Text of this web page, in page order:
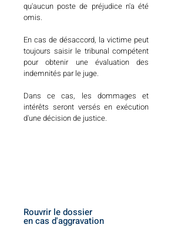
qu'aucun poste de préjudice n'a été
omis.
En cas de désaccord, la victime peut
toujours saisir le tribunal compétent
pour obtenir une évaluation des
indemnités par le juge.
Dans ce cas, les dommages et
intérêts seront versés en exécution
d'une décision de justice.
Rouvrir le dossier
en cas d'aggravation